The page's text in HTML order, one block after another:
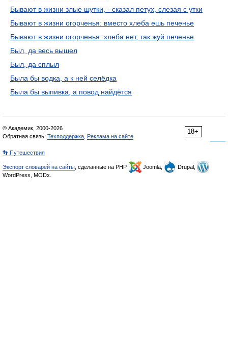
Бывают в жизни злые шутки, - сказал петух, слезая с утки
Бывают в жизни огорченья: вместо хлеба ешь печенье
Бывают в жизни огорченья: хлеба нет, так жуй печенье
Был, да весь вышел
Был, да сплыл
Была бы водка, а к ней селёдка
Была бы выпивка, а повод найдётся
18+
© Академик, 2000-2026
Обратная связь: Техподдержка Реклама на сайте
👣 Путешествия
Экспорт словарей на сайты , сделанные на PHP, Joomla,
Drupal,
WordPress, MODx.